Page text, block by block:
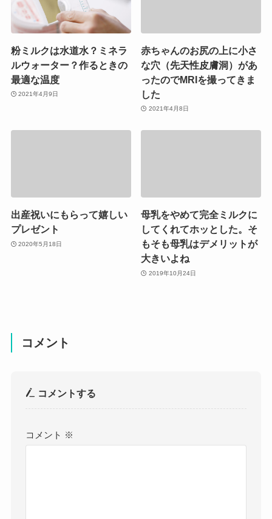
粉ミルクは水道水？ミネラ
ルウォーター？作るときの
最適な温度
2021年4月9日
赤ちゃんのお尻の上に小さ
な穴（先天性皮膚洞）があ
ったのでMRIを撮ってきま
した
2021年4月8日
出産祝いにもらって嬉しい
プレゼント
2020年5月18日
母乳をやめて完全ミルクに
してくれてホッとした。そ
もそも母乳はデメリットが
大きいよね
2019年10月24日
コメント
コメントする
コメント ※